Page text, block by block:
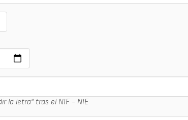
la letra" tras el NIF - NIE